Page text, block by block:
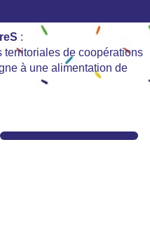
:
territoriales de coopérations
à une alimentation de